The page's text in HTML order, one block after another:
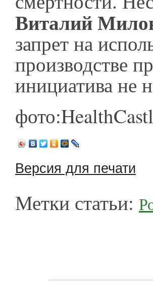
Виталий
запрет на
производстве
инициатива не
Версия для печати
Метки статьи: